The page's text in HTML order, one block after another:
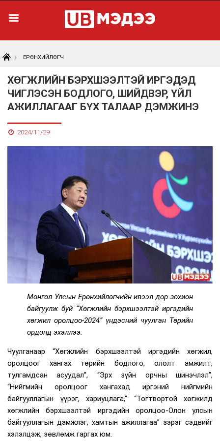
ЕРӨНХИЙЛӨГЧ
ХӨГЖЛИЙН БЭРХШЭЭЛТЭЙ ИРГЭДЭД
ЧИГЛЭСЭН БОДЛОГО, ШИЙДВЭР, ҮЙЛ
АЖИЛЛАГААГ БҮХ ТАЛААР ДЭМЖИНЭ
2024/11/29
Монгол Улсын Ерөнхийлөгчийн ивээл дор зохион
байгуулж буй “Хөгжлийн бэрхшээлтэй иргэдийн
хөгжил оролцоо-2024” үндэсний чуулган Төрийн
ордонд эхэллээ.
Чуулганаар “Хөгжлийн бэрхшээлтэй иргэдийн хөгжил,
оролцоог хангах төрийн бодлого, ололт амжилт,
тулгамдсан асуудал”, “Эрх зүйн орчны шинэчлэл”,
“Нийгмийн оролцоог хангахад иргэний нийгмийн
байгууллагын үүрэг, хариуцлага,” “Тогтвортой хөгжилд
хөгжлийн бэрхшээлтэй иргэдийн оролцоо-Олон улсын
байгууллагын дэмжлэг, хамтын ажиллагаа” зэрэг сэдвийг
хэлэлцэж, зөвлөмж гаргах юм.